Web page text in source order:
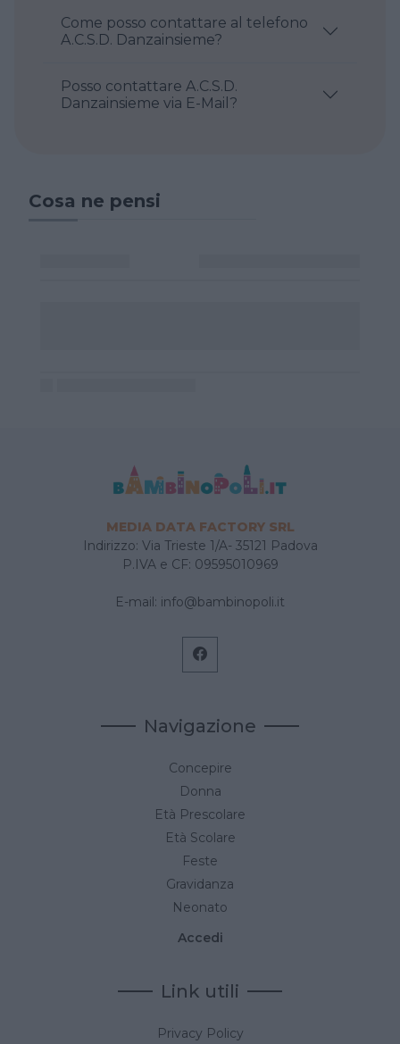
Come posso contattare al telefono
A.C.S.D. Danzainsieme?
Posso contattare A.C.S.D.
Danzainsieme via E-Mail?
Cosa ne pensi
MEDIA DATA FACTORY SRL
Indirizzo: Via Trieste 1/A- 35121 Padova
P.IVA e CF: 09595010969
E-mail: info@bambinopoli.it
Navigazione
Concepire
Donna
Età Prescolare
Età Scolare
Feste
Gravidanza
Neonato
Accedi
Link utili
Privacy Policy